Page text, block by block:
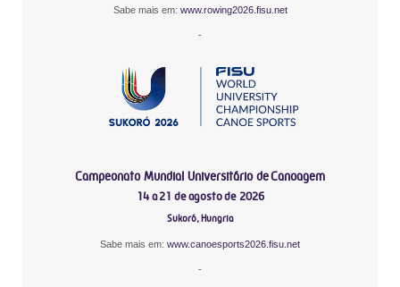
Sabe mais em: www.rowing2026.fisu.net
-
Campeonato Mundial Universitário de Canoagem
14 a 21 de agosto de 2026
Sukoró, Hungria
Sabe mais em: www.canoesports2026.fisu.net
-